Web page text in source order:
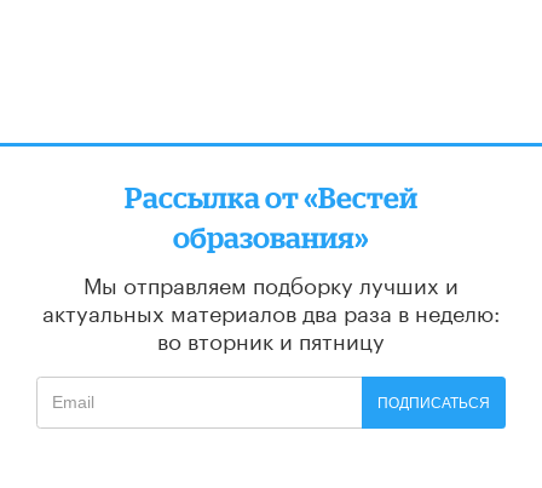
Рассылка от «Вестей
образования»
Мы отправляем подборку лучших и
актуальных материалов два раза в неделю:
во вторник и пятницу
ПОДПИСАТЬСЯ